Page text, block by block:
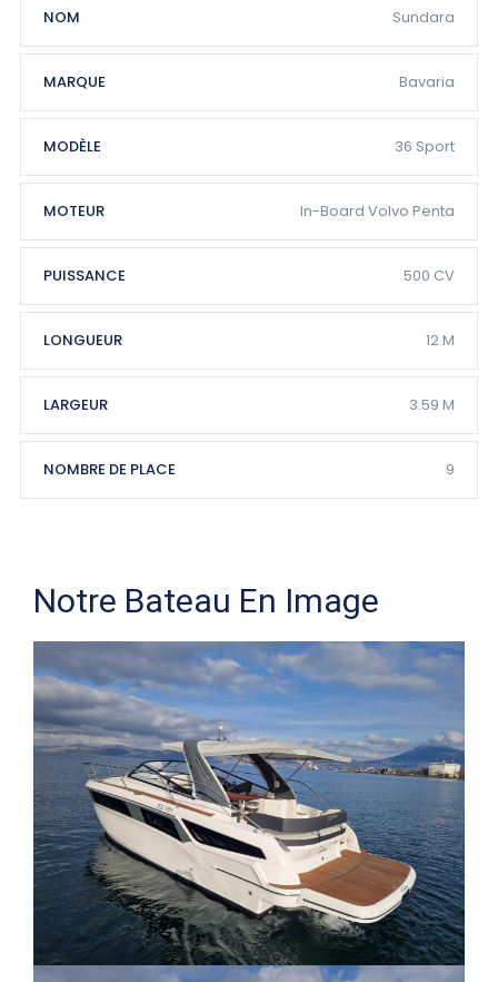
NOM Sundara
MARQUE Bavaria
MODÈLE 36 Sport
MOTEUR In-Board Volvo Penta
PUISSANCE 500 CV
LONGUEUR 12 M
LARGEUR 3.59 M
NOMBRE DE PLACE 9
Notre Bateau En Image